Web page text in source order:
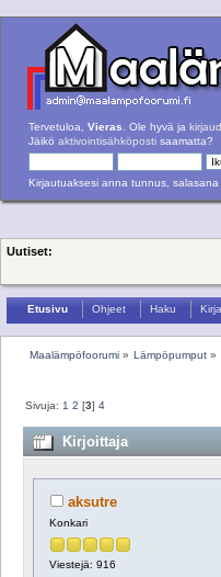
Tervetuloa, Vieras . Ole hyvä ja
Jäikö aktivointisähköposti saamatta?
Kirjautuaksesi anna tunnus,
Uutiset:
Etusivu Ohjeet Haku
Maalämpöfoorumi» Lämpöpumput »
Sivuja: 1 2 [3]4
Kirjoittaja
aksutre
Konkari
Viestejä: 916